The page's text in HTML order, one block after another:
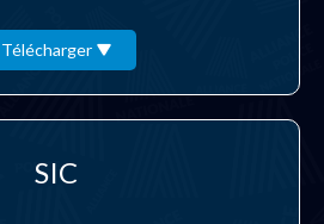
Télécharger
SIC